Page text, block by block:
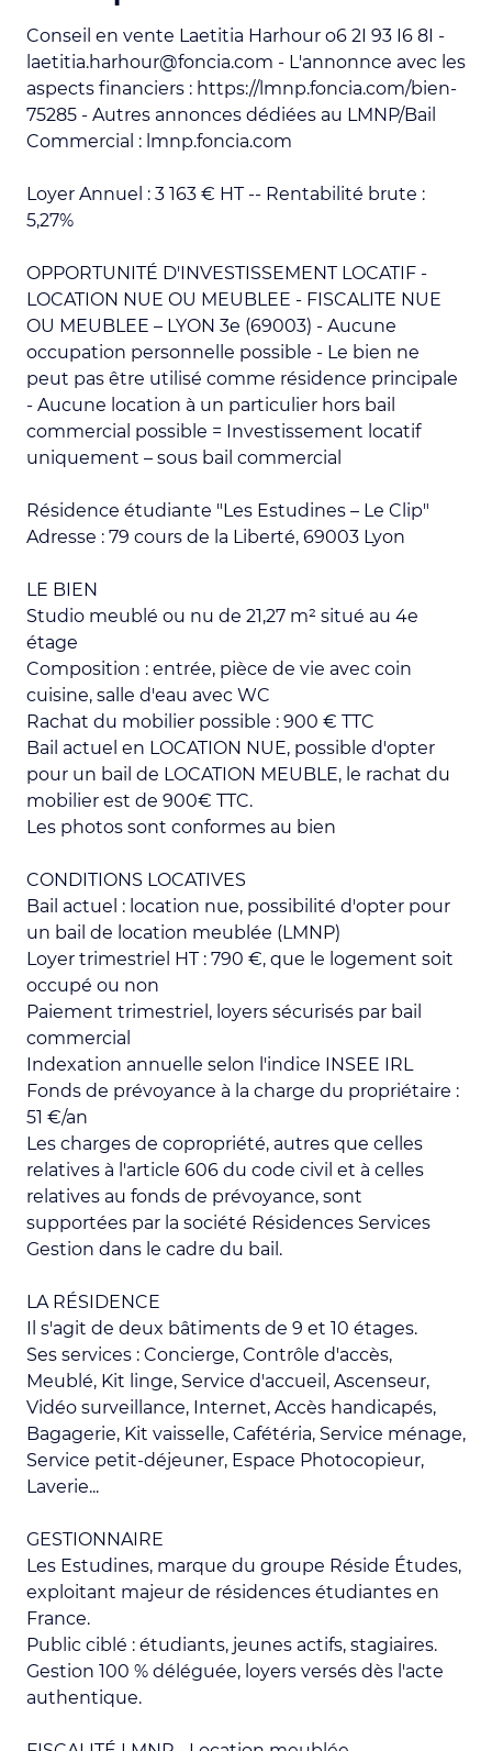
Conseil en vente Laetitia Harhour o6 2I 93 I6 8I -
laetitia.harhour@foncia.com - L'annonnce avec les
aspects financiers : https://lmnp.foncia.com/bien-
75285 - Autres annonces dédiées au LMNP/Bail
Commercial : lmnp.foncia.com
Loyer Annuel : 3 163 € HT -- Rentabilité brute :
5,27%
OPPORTUNITÉ D'INVESTISSEMENT LOCATIF -
LOCATION NUE OU MEUBLEE - FISCALITE NUE
OU MEUBLEE – LYON 3e (69003) - Aucune
occupation personnelle possible - Le bien ne
peut pas être utilisé comme résidence principale
- Aucune location à un particulier hors bail
commercial possible = Investissement locatif
uniquement – sous bail commercial
Résidence étudiante "Les Estudines – Le Clip"
Adresse : 79 cours de la Liberté, 69003 Lyon
LE BIEN
Studio meublé ou nu de 21,27 m² situé au 4e
étage
Composition : entrée, pièce de vie avec coin
cuisine, salle d'eau avec WC
Rachat du mobilier possible : 900 € TTC
Bail actuel en LOCATION NUE, possible d'opter
pour un bail de LOCATION MEUBLE, le rachat du
mobilier est de 900€ TTC.
Les photos sont conformes au bien
CONDITIONS LOCATIVES
Bail actuel : location nue, possibilité d'opter pour
un bail de location meublée (LMNP)
Loyer trimestriel HT : 790 €, que le logement soit
occupé ou non
Paiement trimestriel, loyers sécurisés par bail
commercial
Indexation annuelle selon l'indice INSEE IRL
Fonds de prévoyance à la charge du propriétaire :
51 €/an
Les charges de copropriété, autres que celles
relatives à l'article 606 du code civil et à celles
relatives au fonds de prévoyance, sont
supportées par la société Résidences Services
Gestion dans le cadre du bail.
LA RÉSIDENCE
Il s'agit de deux bâtiments de 9 et 10 étages.
Ses services : Concierge, Contrôle d'accès,
Meublé, Kit linge, Service d'accueil, Ascenseur,
Vidéo surveillance, Internet, Accès handicapés,
Bagagerie, Kit vaisselle, Cafétéria, Service ménage,
Service petit-déjeuner, Espace Photocopieur,
Laverie...
GESTIONNAIRE
Les Estudines, marque du groupe Réside Études,
exploitant majeur de résidences étudiantes en
France.
Public ciblé : étudiants, jeunes actifs, stagiaires.
Gestion 100 % déléguée, loyers versés dès l'acte
authentique.